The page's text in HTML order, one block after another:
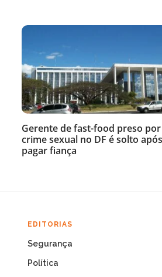
Gerente de fast-food preso por
crime sexual no DF é solto após
pagar fiança
EDITORIAS
Segurança
Política